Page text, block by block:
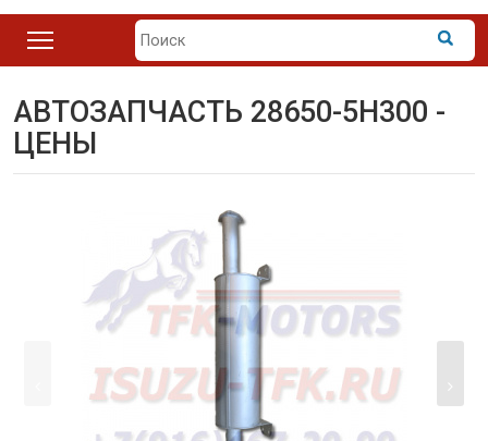
АВТОЗАПЧАСТЬ 28650-5H300 -
ЦЕНЫ